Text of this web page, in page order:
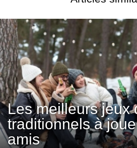
Les meilleurs jeux
traditionnels à
amis